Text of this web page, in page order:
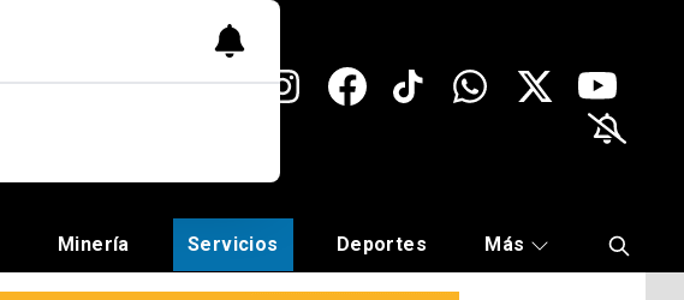
Minería Servicios Deportes Más